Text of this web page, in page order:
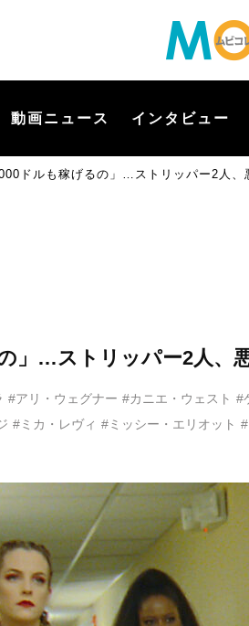
動画ニュース インタビュー
ドルも稼げるの」…ストリッパー2人、
」…ストリッパー2人、
#アリ・ウェグナー #カニエ・ウェスト #
#ミカ・レヴィ #ミッシー・エリオット